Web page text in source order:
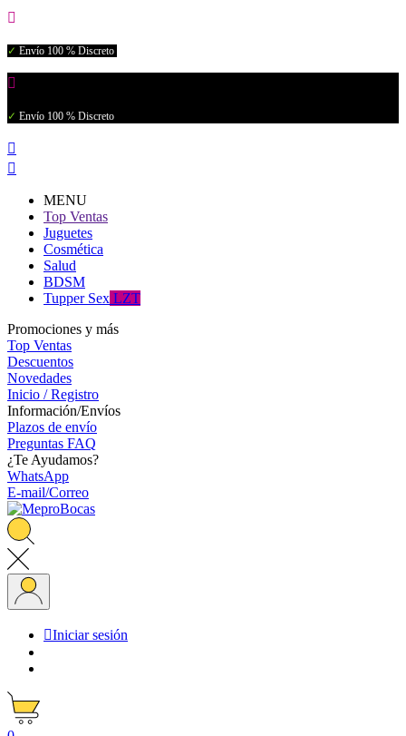

✓ Envío 100 % Discreto

✓ Envío 100 % Discreto


MENU
Top Ventas
Juguetes
Cosmética
Salud
BDSM
Tupper Sex LZT
Promociones y más
Top Ventas
Descuentos
Novedades
Inicio / Registro
Información/Envíos
Plazos de envío
Preguntas FAQ
¿Te Ayudamos?
WhatsApp
E-mail/Correo
Iniciar sesión